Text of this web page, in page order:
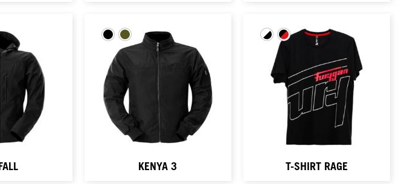
KENYA 3 T-SHIRT RAGE